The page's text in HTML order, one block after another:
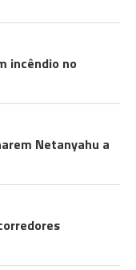
incêndio no
Netanyahu a